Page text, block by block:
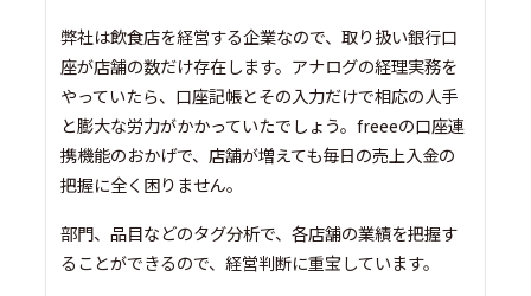
弊社は飲食店を経営する企業なので、取り扱い銀行口
座が店舗の数だけ存在します。アナログの経理実務を
やっていたら、口座記帳とその入力だけで相応の人手
と膨大な労力がかかっていたでしょう。freeeの口座連
携機能のおかげで、店舗が増えても毎日の売上入金の
把握に全く困りません。
部門、品目などのタグ分析で、各店舗の業績を把握す
ることができるので、経営判断に重宝しています。